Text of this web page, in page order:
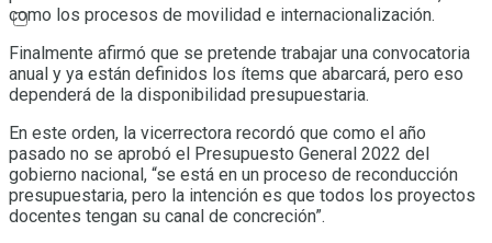
como los procesos de movilidad e internacionalización.
Finalmente afirmó que se pretende trabajar una convocatoria
anual y ya están definidos los ítems que abarcará, pero eso
dependerá de la disponibilidad presupuestaria.
En este orden, la vicerrectora recordó que como el año
pasado no se aprobó el Presupuesto General 2022 del
gobierno nacional, “se está en un proceso de reconducción
presupuestaria, pero la intención es que todos los proyectos
docentes tengan su canal de concreción”.